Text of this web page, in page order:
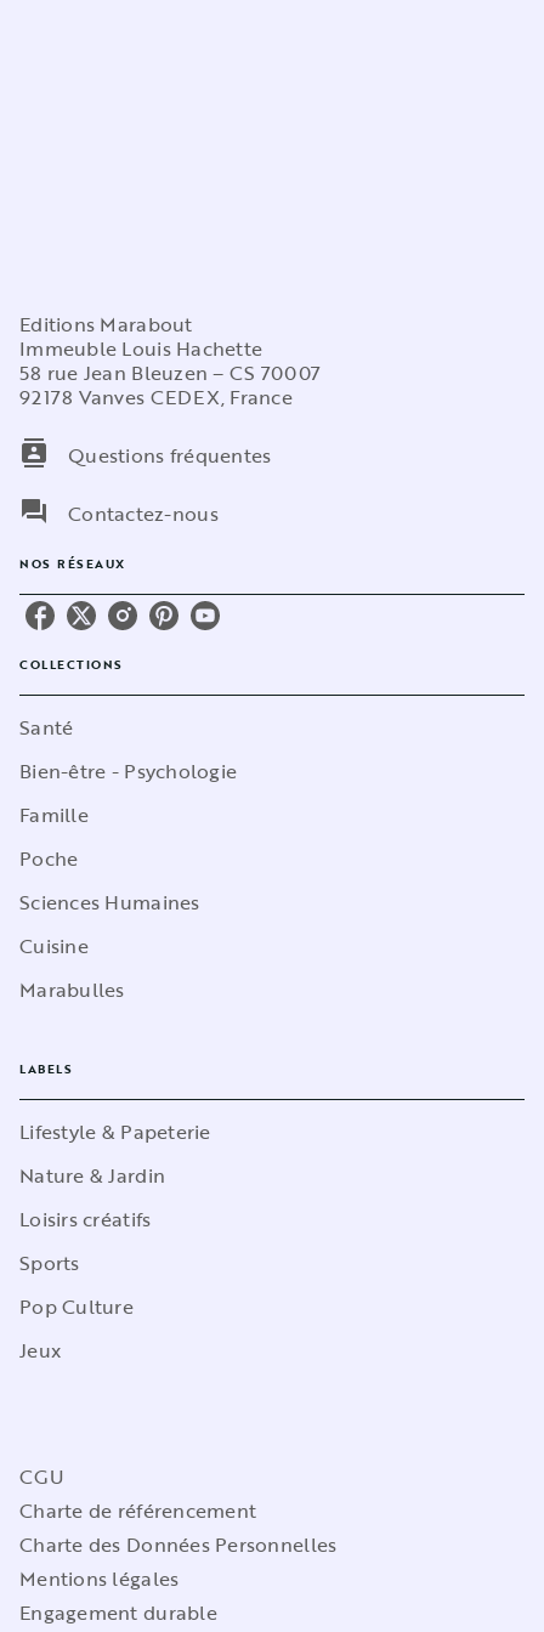
Editions Marabout
Immeuble Louis Hachette
58 rue Jean Bleuzen – CS 70007
92178 Vanves CEDEX, France
contacts
Questions fréquentes
question_answer
Contactez-nous
NOS RÉSEAUX
COLLECTIONS
Santé
Bien-être - Psychologie
Famille
Poche
Sciences Humaines
Cuisine
Marabulles
LABELS
Lifestyle & Papeterie
Nature & Jardin
Loisirs créatifs
Sports
Pop Culture
Jeux
CGU
Charte de référencement
Charte des Données Personnelles
Mentions légales
Engagement durable